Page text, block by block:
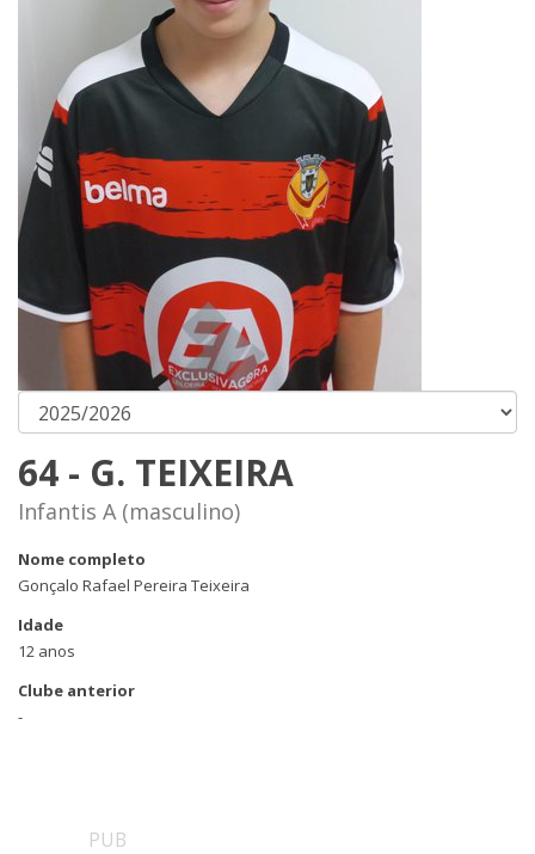
64 - G. TEIXEIRA
Infantis A (masculino)
Nome completo
Gonçalo Rafael Pereira Teixeira
Idade
12 anos
Clube anterior
-
PUB